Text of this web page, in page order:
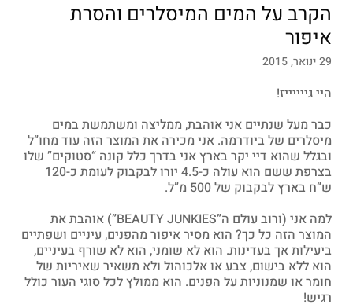
הקרב על המים המיסלרים והסרת
איפור
29 ינואר, 2015
היי גייייייז!
כבר מעל שנתיים אני אוהבת, ממליצה ומשתמשת במים
מיסלרים של ביודרמה. אני מכירה את המוצר הזה עוד מחו”ל
ובגלל שהוא דיי יקר בארץ אני בדרך כלל קונה “סטוקים” שלו
בצרפת ששם הוא עולה כ-4.5 יורו לבקבוק לעומת כ-120
ש”ח בארץ לבקבוק של 500 מ”ל.
למה אני (ורוב עולם ה”BEAUTY JUNKIES”) אוהבת את
המוצר הזה כל כך? הוא מסיר איפור מהפנים, עיניים ושפתיים
ביעילות אך בעדינות. הוא לא שומני, הוא לא שורף בעיניים,
הוא ללא בישום, צבע או אלכוהול ולא משאיר שאיריות של
חומר או שמנוניות על הפנים. הוא ממולץ לכל סוגי העור כולל
רגיש!